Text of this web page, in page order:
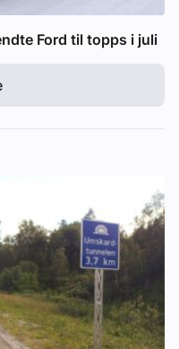
Ford til topps i juli